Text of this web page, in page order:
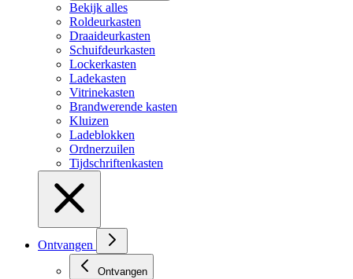
Bekijk alles
Roldeurkasten
Draaideurkasten
Schuifdeurkasten
Lockerkasten
Ladekasten
Vitrinekasten
Brandwerende kasten
Kluizen
Ladeblokken
Ordnerzuilen
Tijdschriftenkasten
Ontvangen
Ontvangen